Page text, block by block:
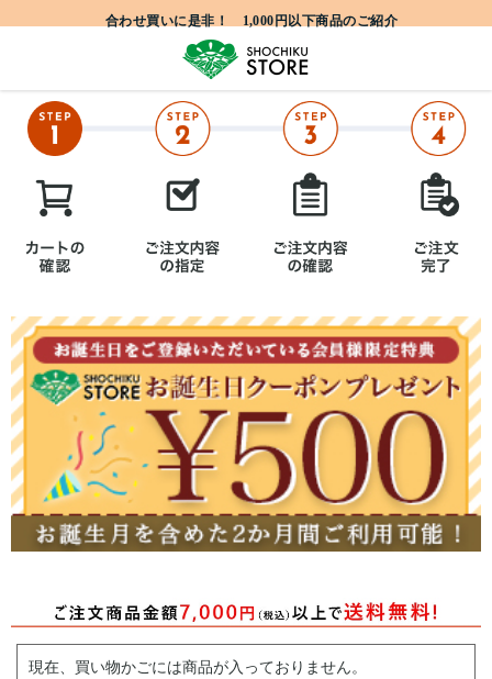
合わせ買いに是非！ 1,000円以下商品のご紹介
現在、買い物かごには商品が入っておりません。